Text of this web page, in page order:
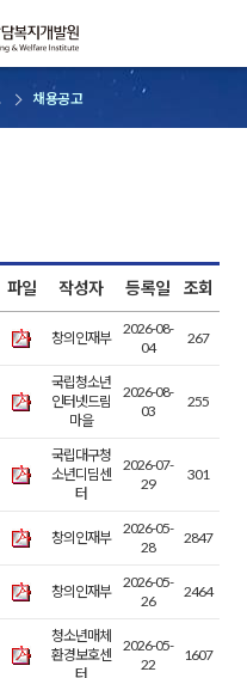
채용공고
파일 작성자 등록일 조회
창의인재부
2026-08-
04
267
국립청소년
인터넷드림
마을
2026-08-
03
255
국립대구청
소년디딤센
터
2026-07-
29
301
창의인재부
2026-05-
28
2847
창의인재부
2026-05-
26
2464
청소년매체
환경보호센
터
2026-05-
22
1607